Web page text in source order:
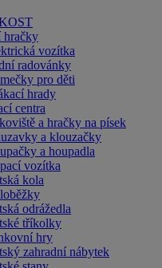
hračky
vozítka
radovánky
pro děti
hrady
centra
a hračky na písek
a klouzačky
a houpadla
vozítka
kola
odrážedla
tříkolky
hry
zahradní nábytek